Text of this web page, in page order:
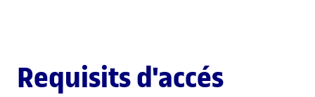
Requisits d'accés